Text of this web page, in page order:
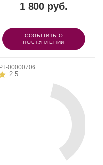
1 800 руб.
СООБЩИТЬ О
ПОСТУПЛЕНИИ
РТ-00000706
2.5